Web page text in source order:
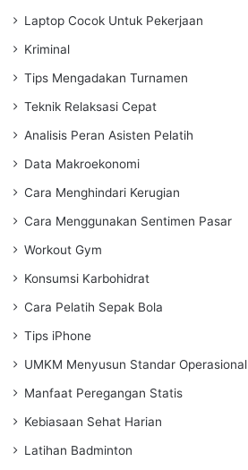
Laptop Cocok Untuk Pekerjaan
Kriminal
Tips Mengadakan Turnamen
Teknik Relaksasi Cepat
Analisis Peran Asisten Pelatih
Data Makroekonomi
Cara Menghindari Kerugian
Cara Menggunakan Sentimen Pasar
Workout Gym
Konsumsi Karbohidrat
Cara Pelatih Sepak Bola
Tips iPhone
UMKM Menyusun Standar Operasional
Manfaat Peregangan Statis
Kebiasaan Sehat Harian
Latihan Badminton